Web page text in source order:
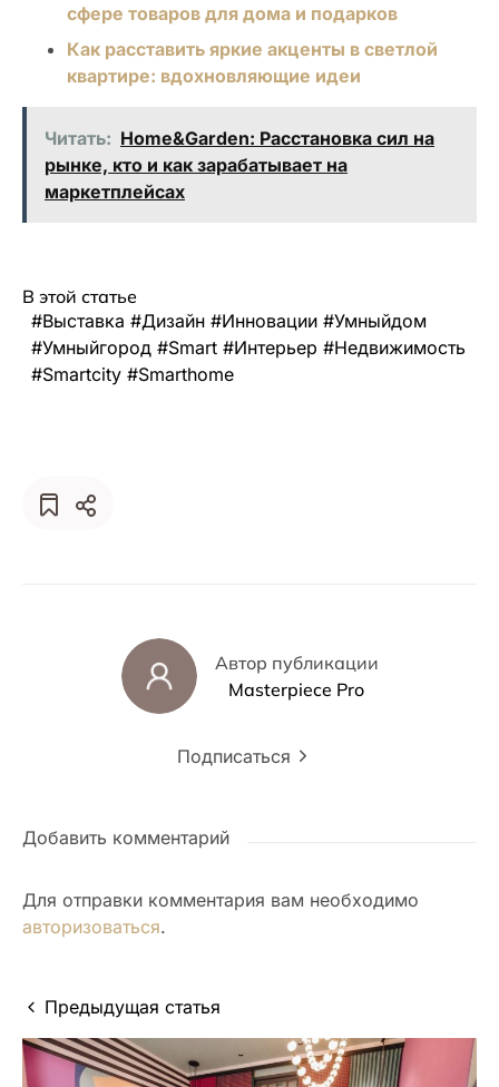
сфере товаров для дома и подарков
Как расставить яркие акценты в светлой
квартире: вдохновляющие идеи
Читать: Home&Garden: Расстановка сил на
рынке, кто и как зарабатывает на
маркетплейсах
В этой статье
#выставка #дизайн #инновации #умныйдом
#умныйгород #smart #интерьер #недвижимость
#smartcity #smarthome
Автор публикации
Masterpiece Pro
Подписаться
Добавить комментарий
Для отправки комментария вам необходимо
авторизоваться.
Предыдущая статья